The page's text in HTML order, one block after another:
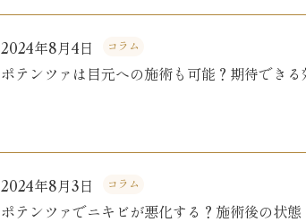
2024年8月4日 コラム
ポテンツァは目元への施術も可能？期待でき
2024年8月3日 コラム
ポテンツァでニキビが悪化する？施術後の状